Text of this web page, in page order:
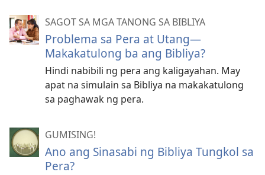
SAGOT SA MGA TANONG SA BIBLIYA
Problema sa Pera at Utang—
Makakatulong ba ang Bibliya?
Hindi nabibili ng pera ang kaligayahan. May
apat na simulain sa Bibliya na makakatulong
sa paghawak ng pera.
GUMISING!
Ano ang Sinasabi ng Bibliya Tungkol sa
Pera?